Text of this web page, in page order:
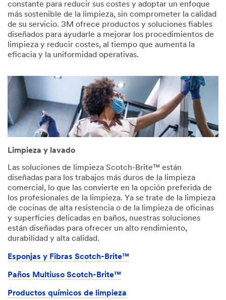
constante para reducir sus costes y adoptar un enfoque
más sostenible de la limpieza, sin comprometer la calidad
de su servicio. 3M ofrece productos y soluciones fiables
diseñados para ayudarle a mejorar los procedimientos de
limpieza y reducir costes, al tiempo que aumenta la
eficacia y la uniformidad operativas.
Limpieza y lavado
Las soluciones de limpieza Scotch-Brite™ están
diseñadas para los trabajos más duros de la limpieza
comercial, lo que las convierte en la opción preferida de
los profesionales de la limpieza. Ya se trate de la limpieza
de cocinas de alta resistencia o de la limpieza de oficinas
y superficies delicadas en baños, nuestras soluciones
están diseñadas para ofrecer un alto rendimiento,
durabilidad y alta calidad.
Esponjas y Fibras Scotch-Brite™
Paños Multiuso Scotch-Brite™
Productos químicos de limpieza